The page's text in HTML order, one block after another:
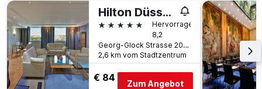
Hilton Düsseldorf
5 Sterne
Hervorragend
8,2
Georg-Glock Strasse 20, Düsseldorf, Nordrhein-Westfalen, Deutschland
2,6 km vom Stadtzentrum
€ 84
Zum Angebot